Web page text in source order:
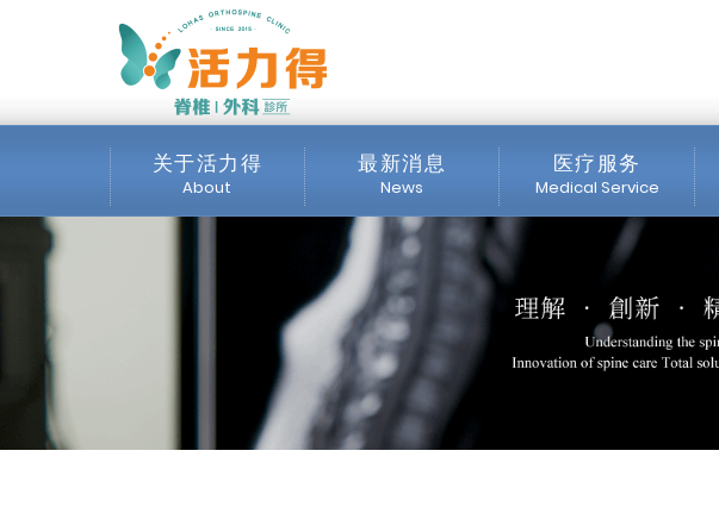
腰椎间盘突出症术后的复健_物
主選單
关于活力得
About
最新消息
News
全部消息
最新公告
公开资讯
媒体专区
医疗服务
Medical Service
医师简介
内视镜中心